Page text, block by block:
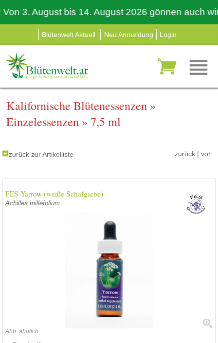
3. August bis 14. August 2026 gönnen auch wir
Blütenwelt Aktuell Neu Anmeldung Login
Kalifornische Blütenessenzen »
Einzelessenzen » 7,5 ml
zurück zur Artikelliste zurück | vor
FES Yarrow (weiße Schafgarbe)
Achillea millefolium
Abb. ähnlich